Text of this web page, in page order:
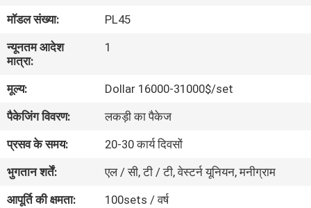
कारखाना
भ्रमण
गुणवत्ता
नियंत्रण
संपर्क
करें
मॉडल संख्या:
PL45
न्यूनतम आदेश
मात्रा:
1
मूल्य:
Dollar 16000-31000$/set
पैकेजिंग विवरण:
लकड़ी का पैकेज
प्रसव के समय:
20-30 कार्य दिवसों
भुगतान शर्तें:
एल / सी, टी / टी, वेस्टर्न यूनियन, मनीग्राम
आपूर्ति की क्षमता:
100sets / वर्ष